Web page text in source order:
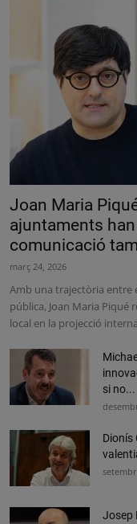
Joan Maria
ajuntaments
comunicació
març 24, 2026
Amb una trajectòria entre
pública, Joan Maria Piqué
local en la projecció
si no...
Dionís
Josep